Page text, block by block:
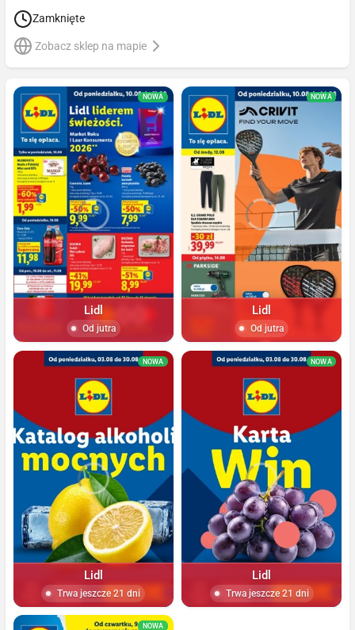
Zamknięte
Zobacz sklep na mapie
NOWA
Lidl
Od jutra
NOWA
Lidl
Od jutra
NOWA
Lidl
Trwa jeszcze 21 dni
NOWA
Lidl
Trwa jeszcze 21 dni
NOWA